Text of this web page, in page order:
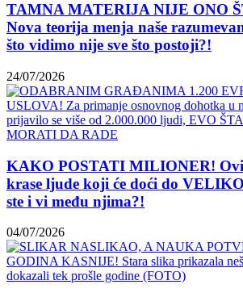
TAMNA MATERIJA NIJE ONO
Nova teorija menja naše
što vidimo nije sve što postoji?!
24/07/2026
KAKO POSTATI MILIONER!
krase ljude koji će doći do
ste i vi među njima?!
04/07/2026